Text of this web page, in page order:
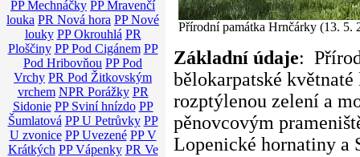
Přírodní památka Hrnčárky (13. 5.
Základní údaje:
bělokarpatské
rozptýlenou zelení a
pěnovcovým
Lopenické hornatiny a
PP Mechnáčky PP Mravenčí
louka PR Nová hora PP Nové
louky PP Okrouhlá PR
Ploščiny PP Pod Cigánem PP
Pod Hribovňou PP Pod
Vrchy PR Pod Žitkovským
vrchem NPR Porážky PR
Sidonie PP Sviní hnízdo PP
Šumlatová PP U Petrůvky PP
U zvonice PP Uvezené PP V
Krátkých PP Vápenky PR Ve